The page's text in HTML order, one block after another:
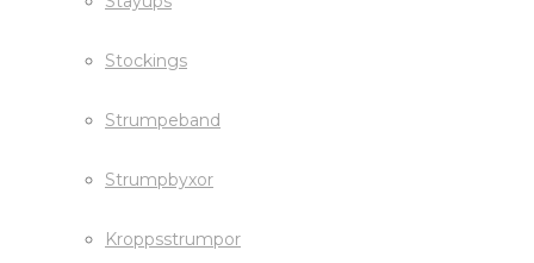
Stockings
Strumpeband
Strumpbyxor
Kroppsstrumpor